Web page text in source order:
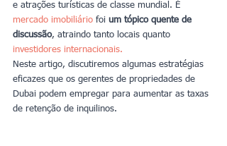
e atrações turísticas de classe mundial. É
mercado imobiliário foi um tópico quente de
discussão, atraindo tanto locais quanto
investidores internacionais.
Neste artigo, discutiremos algumas estratégias
eficazes que os gerentes de propriedades de
Dubai podem empregar para aumentar as taxas
de retenção de inquilinos.